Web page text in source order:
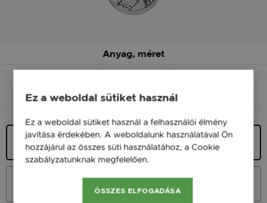
Anyag, méret
ANYAG (SZÍN) MÉRET
Ezüst 925
9 900 Ft
Fehér Arany 14K
Ez a weboldal sütiket használ
Ez a weboldal sütiket használ a felhasználói élmény
javítása érdekében. A weboldalunk használatával Ön
hozzájárul az összes süti használatához, a Cookie
szabályzatunknak megfelelően.
ÖSSZES ELFOGADÁSA